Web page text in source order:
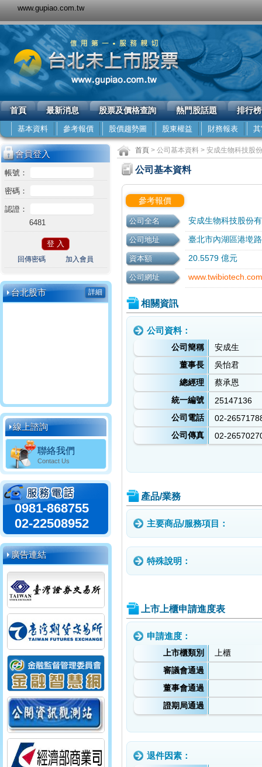
www.gupiao.com.tw
首頁 最新消息 股票及價格查詢 熱門股話題 排行榜
基本資料 參考報價 股價趨勢圖 股東權益 財務報表
會員登入
帳號：
密碼：
認證：
6481
回傳密碼 加入會員
台北股市 詳細
線上諮詢
聯絡我們
Contact Us
0981-868755
02-22508952
廣告連結
首頁> 公司基本資料 > 安成生物科技股
公司基本資料
參考報價
公司全名 安成生物科技股份
公司地址 臺北市內湖區港墘
資本額 20.5579 億元
公司網址 www.twibiotech.com
相關資訊
公司資料：
公司簡稱
安成生
董事長
吳怡君
總經理
蔡承恩
統一編號
25147136
公司電話
02-
公司傳真
02-
產品/業務
主要商品/服務項目：
特殊說明：
上市上櫃申請進度表
申請進度：
上市櫃類別
上櫃
審議會通過
董事會通過
證期局通過
退件因素：